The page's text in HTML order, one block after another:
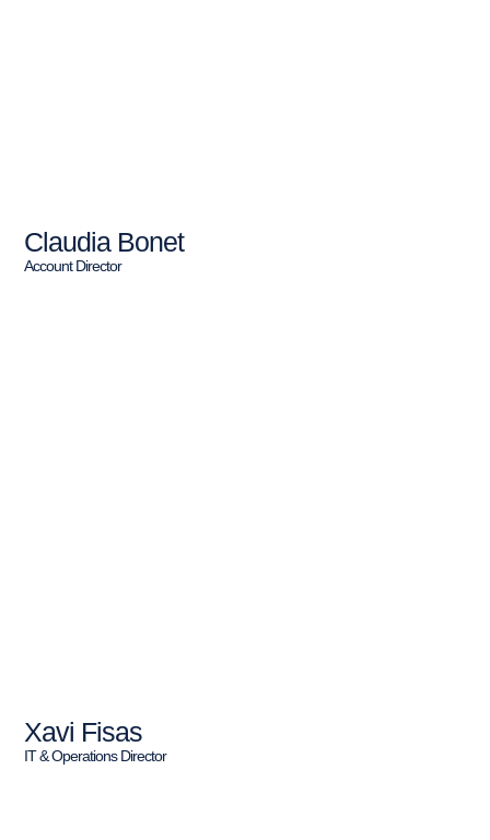
Claudia Bonet
Account Director
Xavi Fisas
IT & Operations Director